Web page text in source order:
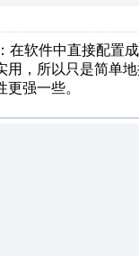
在软件中直接配置
，所以只是简单
强一些。